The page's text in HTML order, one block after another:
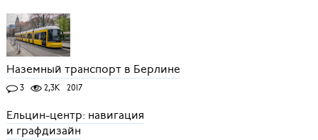
Наземный транспорт в Берлине
3 2,3K 2017
Ельцин-центр: навигация
и графдизайн